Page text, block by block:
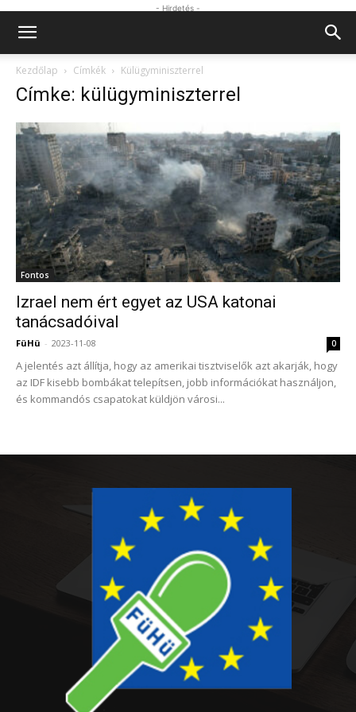
- Hirdetés -
Kezdőlap Címkék Külügyminiszterrel
Címke: külügyminiszterrel
Fontos
Izrael nem ért egyet az USA katonai
tanácsadóival
FüHü - 2023-11-08 0
A jelentés azt állítja, hogy az amerikai tisztviselők azt akarják, hogy
az IDF kisebb bombákat telepítsen, jobb információkat használjon,
és kommandós csapatokat küldjön városi...